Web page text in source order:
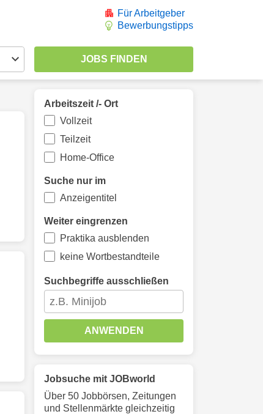
Für Arbeitgeber
Bewerbungstipps
Arbeitszeit /- Ort
Vollzeit
Teilzeit
Home-Office
Suche nur im
Anzeigentitel
Weiter eingrenzen
Praktika ausblenden
keine Wortbestandteile
Suchbegriffe ausschließen
ANWENDEN
Jobsuche mit JOBworld
Über 50 Jobbörsen, Zeitungen
und Stellenmärkte gleichzeitig